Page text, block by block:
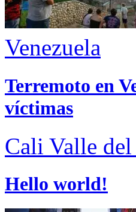
Venezuela
Terremoto en
víctimas
Cali Valle del
Hello world!